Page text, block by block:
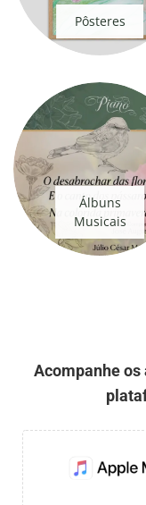
Pôsteres
Álbuns
Musicais
Acompanhe